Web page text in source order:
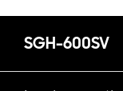
SGH-600SV